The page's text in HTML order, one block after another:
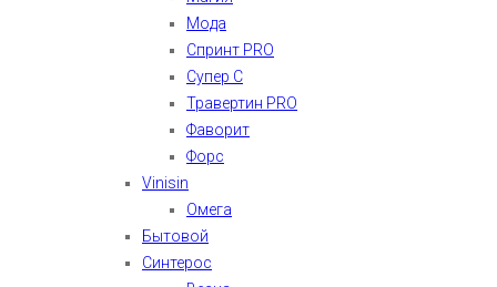
Мода
Спринт PRO
Супер С
Травертин PRO
Фаворит
Форс
Vinisin
Омега
Бытовой
Синтерос